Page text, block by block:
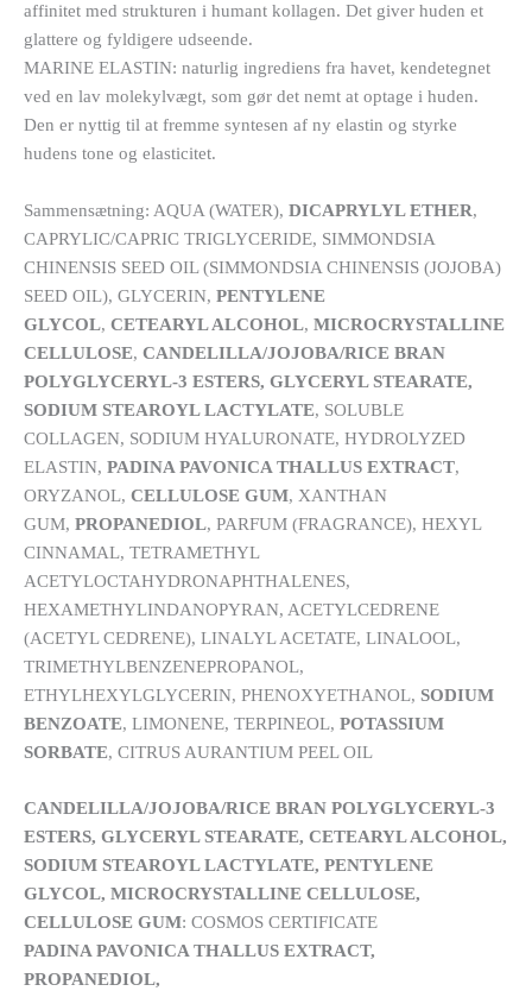
affinitet med strukturen i humant kollagen. Det giver huden et
glattere og fyldigere udseende.
MARINE ELASTIN: naturlig ingrediens fra havet, kendetegnet
ved en lav molekylvægt, som gør det nemt at optage i huden.
Den er nyttig til at fremme syntesen af ny elastin og styrke
hudens tone og elasticitet.
Sammensætning: AQUA (WATER), DICAPRYLYL ETHER,
CAPRYLIC/CAPRIC TRIGLYCERIDE, SIMMONDSIA
CHINENSIS SEED OIL (SIMMONDSIA CHINENSIS (JOJOBA)
SEED OIL), GLYCERIN, PENTYLENE
GLYCOL, CETEARYL ALCOHOL, MICROCRYSTALLINE
CELLULOSE, CANDELILLA/JOJOBA/RICE BRAN
POLYGLYCERYL-3 ESTERS, GLYCERYL STEARATE,
SODIUM STEAROYL LACTYLATE, SOLUBLE
COLLAGEN, SODIUM HYALURONATE, HYDROLYZED
ELASTIN, PADINA PAVONICA THALLUS EXTRACT,
ORYZANOL, CELLULOSE GUM, XANTHAN
GUM, PROPANEDIOL, PARFUM (FRAGRANCE), HEXYL
CINNAMAL, TETRAMETHYL
ACETYLOCTAHYDRONAPHTHALENES,
HEXAMETHYLINDANOPYRAN, ACETYLCEDRENE
(ACETYL CEDRENE), LINALYL ACETATE, LINALOOL,
TRIMETHYLBENZENEPROPANOL,
ETHYLHEXYLGLYCERIN, PHENOXYETHANOL, SODIUM
BENZOATE, LIMONENE, TERPINEOL, POTASSIUM
SORBATE, CITRUS AURANTIUM PEEL OIL
CANDELILLA/JOJOBA/RICE BRAN POLYGLYCERYL-3
ESTERS, GLYCERYL STEARATE, CETEARYL ALCOHOL,
SODIUM STEAROYL LACTYLATE, PENTYLENE
GLYCOL, MICROCRYSTALLINE CELLULOSE,
CELLULOSE GUM: COSMOS CERTIFICATE
PADINA PAVONICA THALLUS EXTRACT,
PROPANEDIOL,